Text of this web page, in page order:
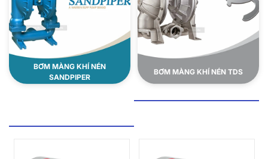
BƠM MÀNG KHÍ NÉN
SANDPIPER
BƠM MÀNG KHÍ NÉN TDS